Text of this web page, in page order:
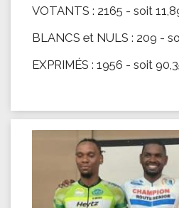
VOTANTS : 2165 - soit
BLANCS et NULS : 209 -
EXPRIMÉS : 1956 - soit